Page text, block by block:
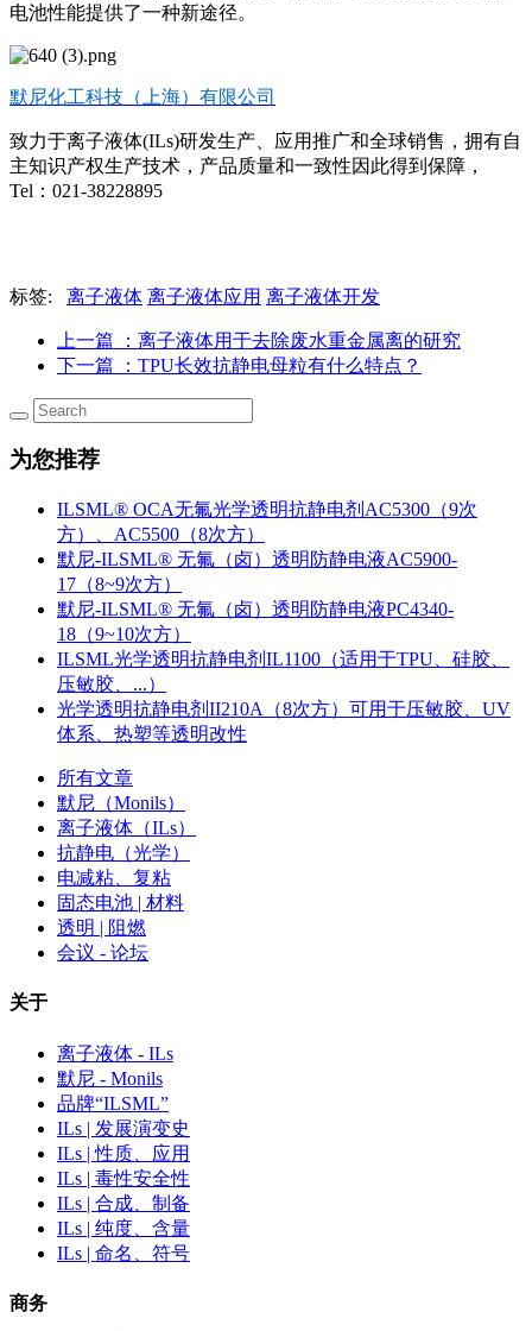
电池性能提供了一种新途径。
默尼化工科技（上海）有限公司
致力于离子液体(ILs)研发生产、应用推广和全球销售，拥有自
主知识产权生产技术，产品质量和一致性因此得到保障，
Tel：021-38228895
标签: 离子液体 离子液体应用 离子液体开发
上一篇
：离子液体用于去除废水重金属离的研究
下一篇
：TPU长效抗静电母粒有什么特点？
为您推荐
ILSML® OCA无氟光学透明抗静电剂AC5300（9次
方）、AC5500（8次方）
默尼-ILSML® 无氟（卤）透明防静电液AC5900-
17（8~9次方）
默尼-ILSML® 无氟（卤）透明防静电液PC4340-
18（9~10次方）
ILSML光学透明抗静电剂IL1100（适用于TPU、硅胶、
压敏胶、...）
光学透明抗静电剂II210A（8次方）可用于压敏胶、UV
体系、热塑等透明改性
所有文章
默尼（Monils）
离子液体（ILs）
抗静电（光学）
电减粘、复粘
固态电池 | 材料
透明 | 阻燃
会议 - 论坛
关于
离子液体 - ILs
默尼 - Monils
品牌“ILSML”
ILs | 发展演变史
ILs | 性质、应用
ILs | 毒性安全性
ILs | 合成、制备
ILs | 纯度、含量
ILs | 命名、符号
商务